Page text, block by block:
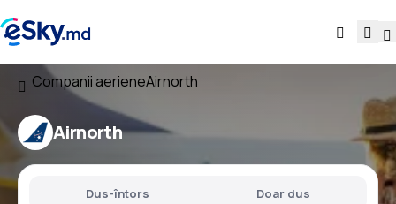
Companii aerieneAirnorth
Airnorth
Dus-întors Doar dus